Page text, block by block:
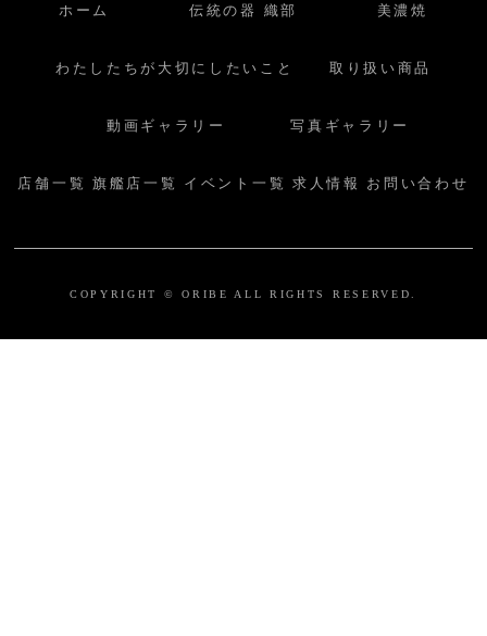
ホーム 伝統の器 織部 美濃焼
わたしたちが大切にしたいこと 取り扱い商品
動画ギャラリー 写真ギャラリー
店舗一覧 旗艦店一覧 イベント一覧 求人情報 お問い合わせ
COPYRIGHT © ORIBE ALL RIGHTS RESERVED.